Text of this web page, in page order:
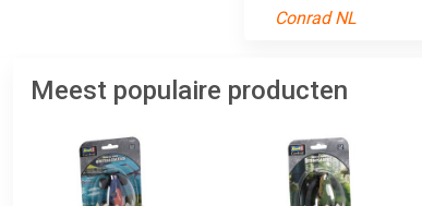
Conrad NL
Meest populaire producten